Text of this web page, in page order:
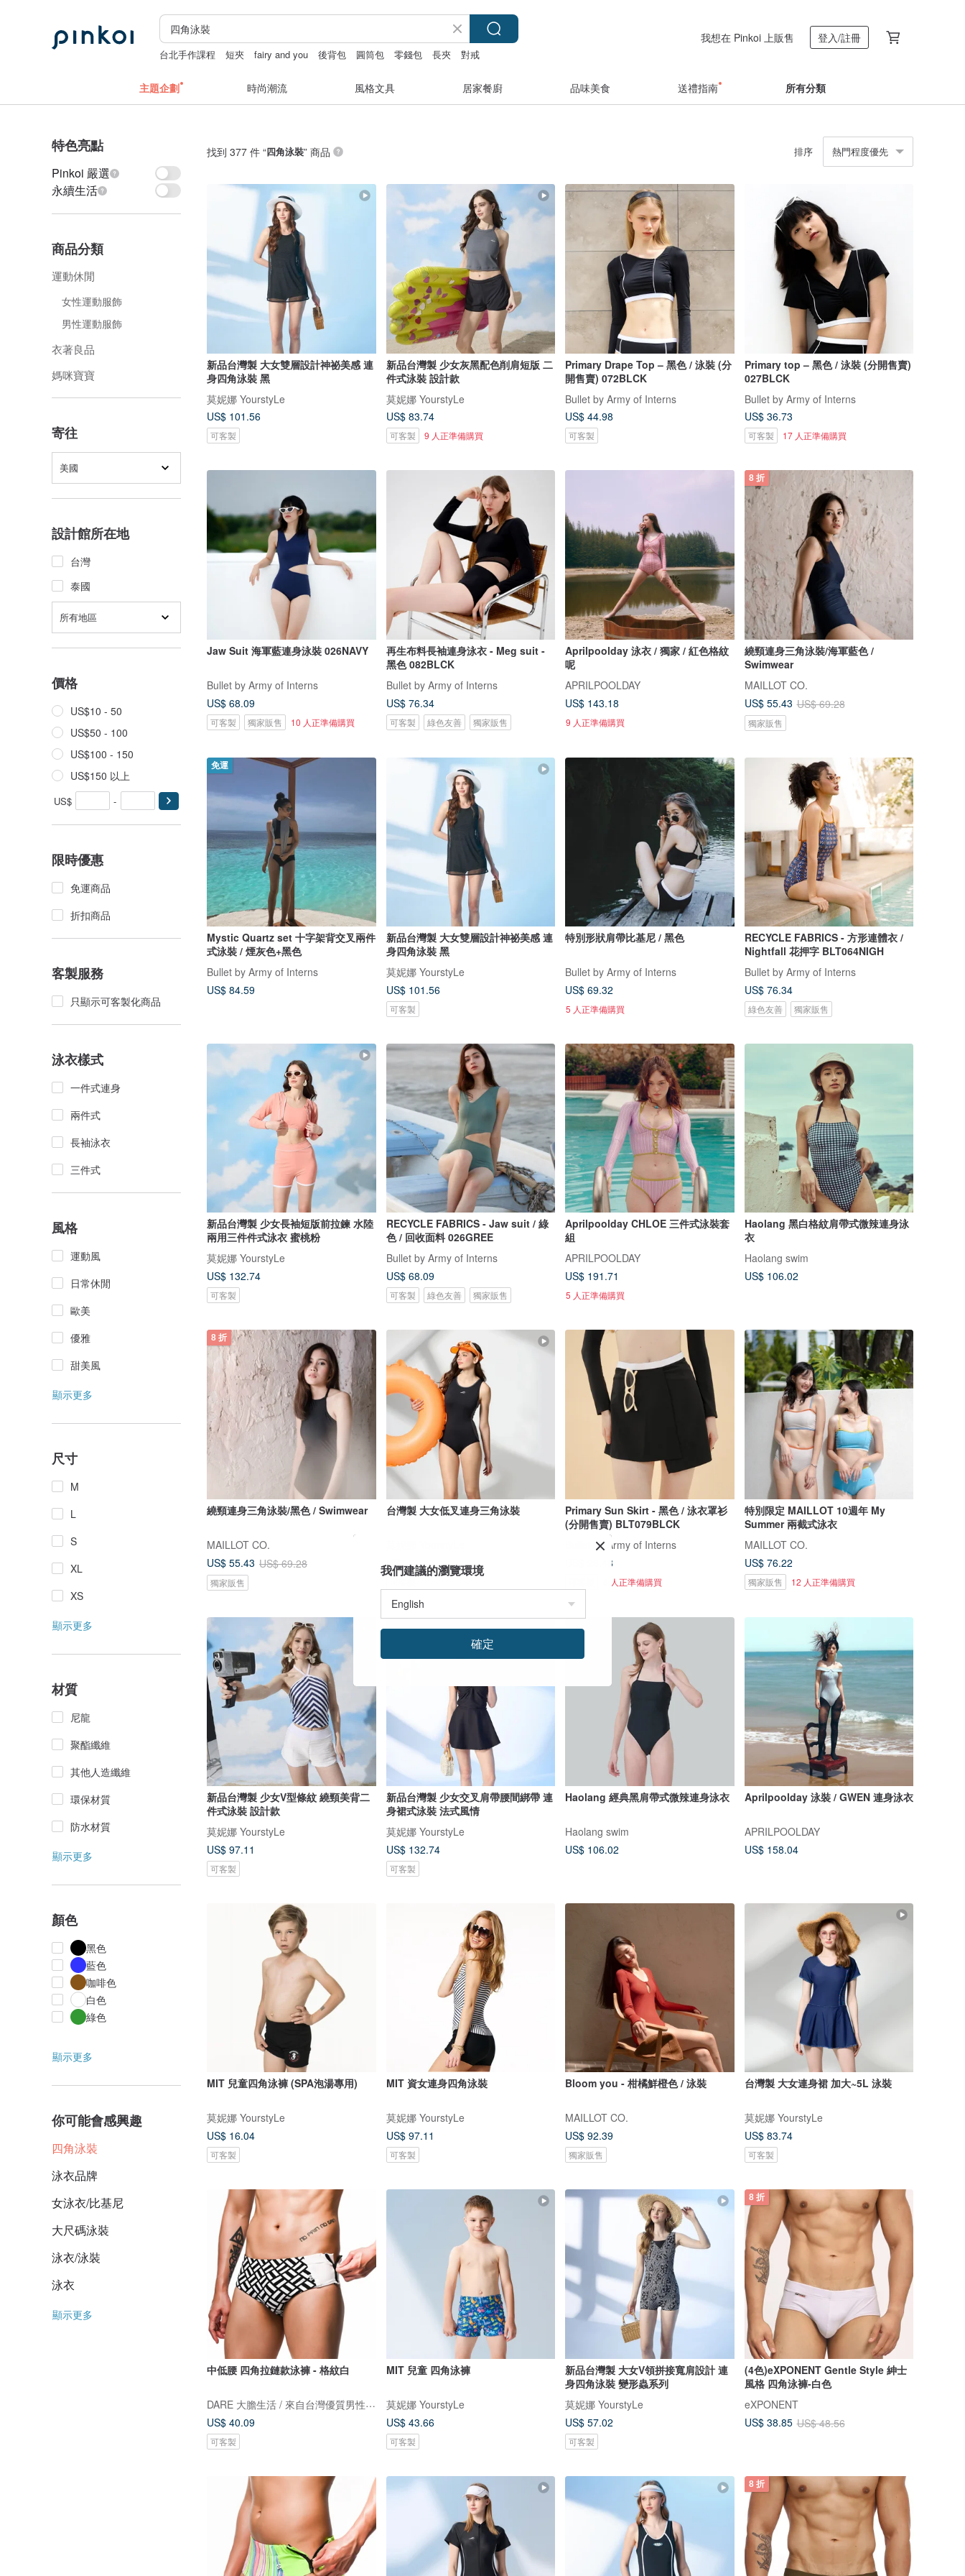
台北手作課程 短夾 fairy and you 後背包 圓筒包 零錢包 長夾 對戒
我想在 Pinkoi 上販售 登入/註冊
主題企劃 時尚潮流 風格文具 居家餐廚 品味美食 送禮指南 所有分類
特色亮點
Pinkoi 嚴選
永續生活
商品分類
運動休閒
女性運動服飾
男性運動服飾
衣著良品
媽咪寶寶
寄往
美國
設計館所在地
台灣
泰國
所有地區
價格
US$10 - 50
US$50 - 100
US$100 - 150
US$150 以上
US$ -
限時優惠
免運商品
折扣商品
客製服務
只顯示可客製化商品
泳衣樣式
一件式連身
兩件式
長袖泳衣
三件式
風格
運動風
日常休閒
歐美
優雅
甜美風
顯示更多
尺寸
M
L
S
XL
XS
顯示更多
材質
尼龍
聚酯纖維
其他人造纖維
環保材質
防水材質
顯示更多
顏色
黑色
藍色
咖啡色
白色
綠色
顯示更多
你可能會感興趣
四角泳裝
泳衣品牌
女泳衣/比基尼
大尺碼泳裝
泳衣/泳裝
泳衣
顯示更多
找到 377 件 “四角泳裝” 商品 排序 熱門程度優先
新品台灣製 大女雙層設計神祕美感 連
身四角泳裝 黑
莫妮娜 YourstyLe
US$ 101.56
可客製
新品台灣製 少女灰黑配色削肩短版 二
件式泳裝 設計款
莫妮娜 YourstyLe
US$ 83.74
可客製 9 人正準備購買
Primary Drape Top – 黑色 / 泳裝 (分
開售賣) 072BLCK
Bullet by Army of Interns
US$ 44.98
可客製
Primary top – 黑色 / 泳裝 (分開售賣)
027BLCK
Bullet by Army of Interns
US$ 36.73
可客製 17 人正準備購買
Jaw Suit 海軍藍連身泳裝 026NAVY
Bullet by Army of Interns
US$ 68.09
可客製 獨家販售 10 人正準備購買
再生布料長袖連身泳衣 - Meg suit -
黑色 082BLCK
Bullet by Army of Interns
US$ 76.34
可客製 綠色友善 獨家販售
Aprilpoolday 泳衣 / 獨家 / 紅色格紋
呢
APRILPOOLDAY
US$ 143.18
9 人正準備購買
8 折
繞頸連身三角泳裝/海軍藍色 /
Swimwear
MAILLOT CO.
US$ 55.43 US$ 69.28
獨家販售
免運
Mystic Quartz set 十字架背交叉兩件
式泳裝 / 煙灰色+黑色
Bullet by Army of Interns
US$ 84.59
新品台灣製 大女雙層設計神祕美感 連
身四角泳裝 黑
莫妮娜 YourstyLe
US$ 101.56
可客製
特別形狀肩帶比基尼 / 黑色
Bullet by Army of Interns
US$ 69.32
5 人正準備購買
RECYCLE FABRICS - 方形連體衣 /
Nightfall 花押字 BLT064NIGH
Bullet by Army of Interns
US$ 76.34
綠色友善 獨家販售
新品台灣製 少女長袖短版前拉鍊 水陸
兩用三件件式泳衣 蜜桃粉
莫妮娜 YourstyLe
US$ 132.74
可客製
RECYCLE FABRICS - Jaw suit / 綠
色 / 回收面料 026GREE
Bullet by Army of Interns
US$ 68.09
可客製 綠色友善 獨家販售
Aprilpoolday CHLOE 三件式泳裝套
組
APRILPOOLDAY
US$ 191.71
5 人正準備購買
Haolang 黑白格紋肩帶式微辣連身泳
衣
Haolang swim
US$ 106.02
8 折
繞頸連身三角泳裝/黑色 / Swimwear
MAILLOT CO.
US$ 55.43 US$ 69.28
獨家販售
台灣製 大女低叉連身三角泳裝
US$ 61.47
Primary Sun Skirt - 黑色 / 泳衣罩衫
(分開售賣) BLT079BLCK
Bullet by Army of Interns
US$ 28.48
6 人正準備購買
特別限定 MAILLOT 10週年 My
Summer 兩截式泳衣
MAILLOT CO.
US$ 76.22
獨家販售 12 人正準備購買
新品台灣製 少女V型條紋 繞頸美背二
件式泳裝 設計款
莫妮娜 YourstyLe
US$ 97.11
可客製
新品台灣製 少女交叉肩帶腰間綁帶 連
身裙式泳裝 法式風情
莫妮娜 YourstyLe
US$ 132.74
可客製
Haolang 經典黑肩帶式微辣連身泳衣
Haolang swim
US$ 106.02
Aprilpoolday 泳裝 / GWEN 連身泳衣
APRILPOOLDAY
US$ 158.04
MIT 兒童四角泳褲 (SPA泡湯專用)
莫妮娜 YourstyLe
US$ 16.04
可客製
MIT 資女連身四角泳裝
莫妮娜 YourstyLe
US$ 97.11
可客製
Bloom you - 柑橘鮮橙色 / 泳裝
MAILLOT CO.
US$ 92.39
獨家販售
台灣製 大女連身裙 加大~5L 泳裝
莫妮娜 YourstyLe
US$ 83.74
可客製
中低腰 四角拉鏈款泳褲 - 格紋白
DARE 大膽生活 / 來自台灣優質男性內著
US$ 40.09
可客製
MIT 兒童 四角泳褲
莫妮娜 YourstyLe
US$ 43.66
可客製
新品台灣製 大女V領拼接寬肩設計 連
身四角泳裝 變形蟲系列
莫妮娜 YourstyLe
US$ 57.02
可客製
8 折
(4色)eXPONENT Gentle Style 紳士
風格 四角泳褲-白色
eXPONENT
US$ 38.85 US$ 48.56
8 折
我們建議的瀏覽環境
確定